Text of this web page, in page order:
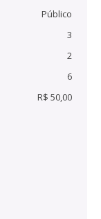
Público
3
2
6
R$ 50,00